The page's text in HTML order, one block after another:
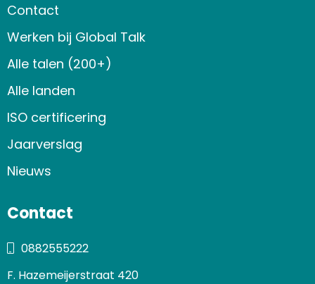
Contact
Werken bij Global Talk
Alle talen (200+)
Alle landen
ISO certificering
Jaarverslag
Nieuws
Contact
0882555222
F. Hazemeijerstraat 420